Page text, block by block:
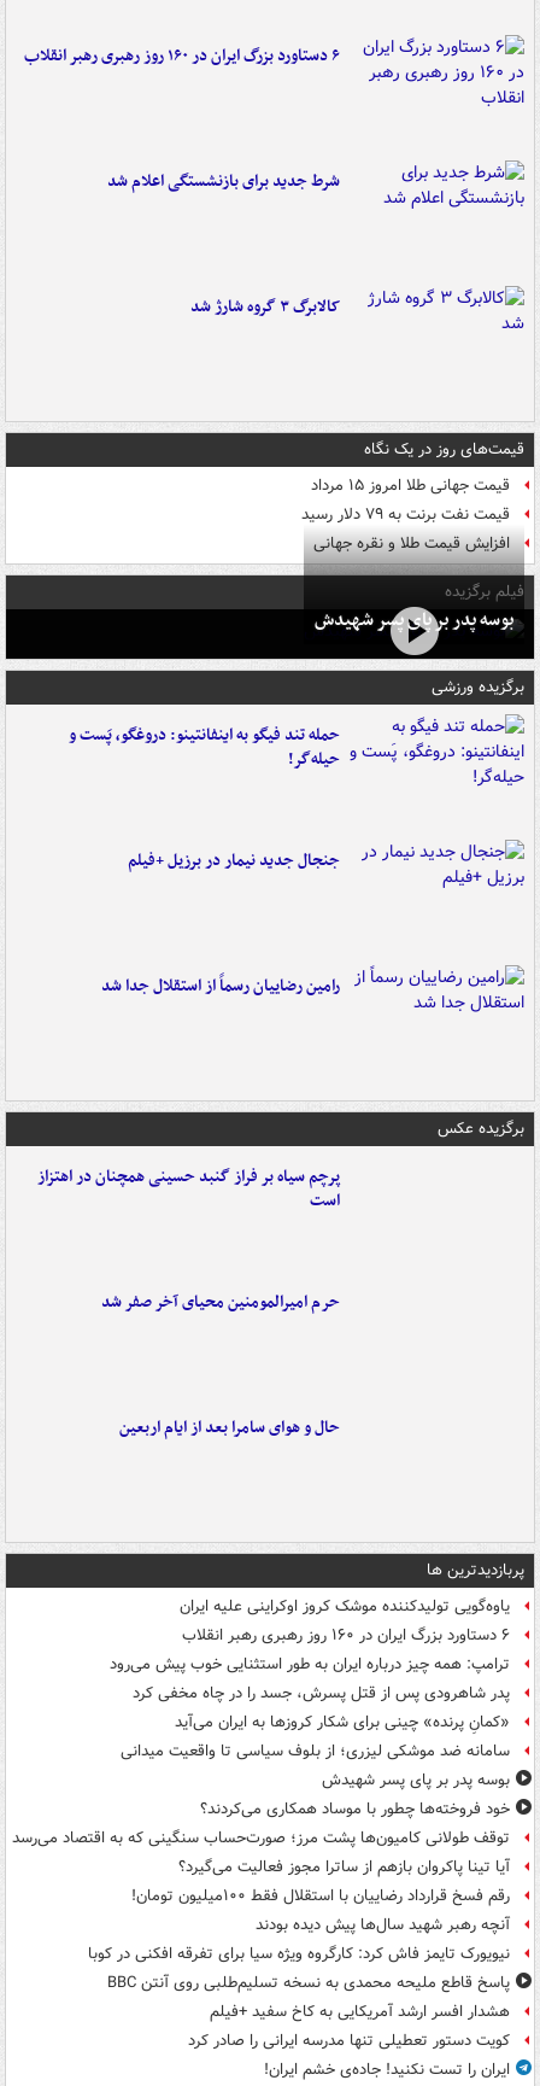
۶ دستاورد بزرگ ایران در ۱۶۰ روز رهبری رهبر انقلاب
شرط جدید برای بازنشستگی اعلام شد
کالابرگ ۳ گروه شارژ شد
قیمت‌های روز در یک نگاه
قیمت جهانی طلا امروز ۱۵ مرداد
قیمت نفت برنت به ۷۹ دلار رسید
افزایش قیمت طلا و نقره جهانی
فیلم برگزیده
بوسه‌ پدر بر پای پسر شهیدش
برگزیده ورزشی
حمله تند فیگو به اینفانتینو: دروغگو، پَست‌ و
حیله‌گر!
جنجال جدید نیمار در برزیل +فیلم
رامین رضاییان رسماً از استقلال جدا شد
برگزیده عکس
پرچم سیاه بر فراز گنبد حسینی همچنان در اهتزاز
است
حرم امیرالمومنین محیای آخر صفر شد
حال و هوای سامرا بعد از ایام اربعین
پربازدیدترین ها
یاوه‌گویی تولیدکننده موشک کروز اوکراینی علیه ایران
۶ دستاورد بزرگ ایران در ۱۶۰ روز رهبری رهبر انقلاب
ترامپ: همه چیز درباره ایران به طور استثنایی خوب پیش می‌رود
پدر شاهرودی پس از قتل پسرش، جسد را در چاه مخفی کرد
«کمانِ پرنده» چینی برای شکار کروزها به ایران می‌آید
سامانه ضد موشکی لیزری؛ از بلوف سیاسی تا واقعیت میدانی
بوسه‌ پدر بر پای پسر شهیدش
خود فروخته‌ها چطور با موساد همکاری می‌کردند؟
توقف طولانی کامیون‌ها پشت مرز؛ صورت‌حساب سنگینی که به اقتصاد می‌رسد
آیا تینا پاکروان بازهم از ساترا مجوز فعالیت می‌گیرد؟
رقم فسخ قرارداد رضاییان با استقلال فقط ۱۰۰میلیون تومان!
آنچه رهبر شهید سال‌ها پیش دیده بودند
نیویورک تایمز فاش کرد: کارگروه ویژه سیا برای تفرقه افکنی در کوبا
پاسخ قاطع ملیحه محمدی به نسخه تسلیم‌طلبی روی آنتن BBC
هشدار افسر ارشد آمریکایی به کاخ سفید +فیلم
کویت دستور تعطیلی تنها مدرسه ایرانی را صادر کرد
ایران را تست نکنید! جاده‌ی خشم ایران!